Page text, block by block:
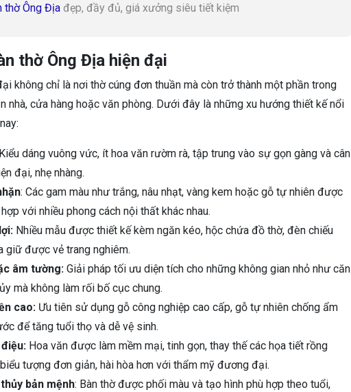
thờ Ông Địa đẹp, đầy đủ, giá xưởng siêu tiết kiệm
thờ Ông Địa hiện đại
không chỉ là nơi thờ cúng đơn thuần mà còn trở thành một phần trong
nhà, cửa hàng hoặc văn phòng. Dưới đây là những xu hướng thiết kế nổi
Kiểu dáng vuông vức, ít hoa văn rườm rà, tập trung vào sự gọn gàng và cân
đại, nhẹ nhàng.
: Các gam màu như trắng, nâu nhạt, vàng kem hoặc gỗ tự nhiên được
với nhiều phong cách nội thất khác nhau.
Nhiều mẫu được thiết kế kèm ngăn kéo, hộc chứa đồ thờ, đèn chiếu
giữ được vẻ trang nghiêm.
âm tường: Giải pháp tối ưu diện tích cho những không gian nhỏ như căn
mà không làm rối bố cục chung.
cao: Ưu tiên sử dụng gỗ công nghiệp cao cấp, gỗ tự nhiên chống ẩm
để tăng tuổi thọ và dễ vệ sinh.
Hoa văn được làm mềm mại, tinh gọn, thay thế các họa tiết rồng
tượng đơn giản, hài hòa hơn với thẩm mỹ đương đại.
bản mệnh: Bàn thờ được phối màu và tạo hình phù hợp theo tuổi,